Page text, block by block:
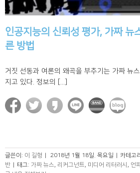
인공지능의 신뢰성 평가, 가짜 뉴
른 방법
거짓 선동과 여론의 왜곡을 부추기는 가짜 뉴
지고 있다. 정보의 [...]
글쓴이: 이 길형 2018년 1월 18일. 목요일 카테고
반
태그: 가짜 뉴스, 리커그넌트, 미디어 리터러시 , 언